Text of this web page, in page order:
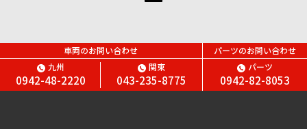
車両のお問い合わせ
九州
0942-48-2220
関東
043-235-8775
パーツのお問い合わせ
パーツ
0942-82-8053